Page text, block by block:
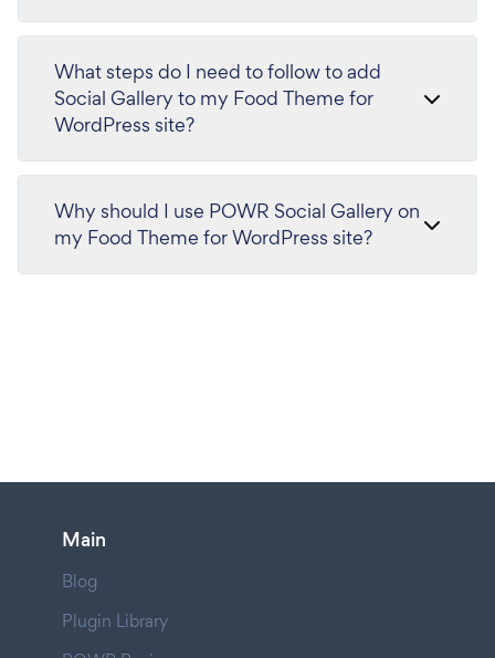
What steps do I need to follow to add
Social Gallery to my Food Theme for
WordPress site?
Why should I use POWR Social Gallery on
my Food Theme for WordPress site?
Main
Blog
Plugin Library